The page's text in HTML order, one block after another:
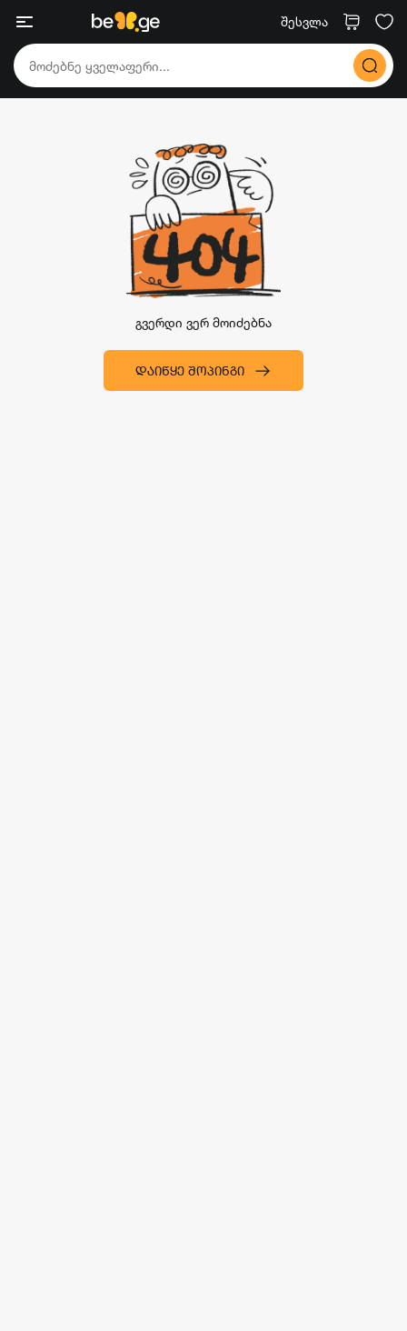
შესვლა
გვერდი ვერ მოიძებნა
ᲓᲐᲘᲬᲧᲔ ᲨᲝᲞᲘᲜᲒᲘ